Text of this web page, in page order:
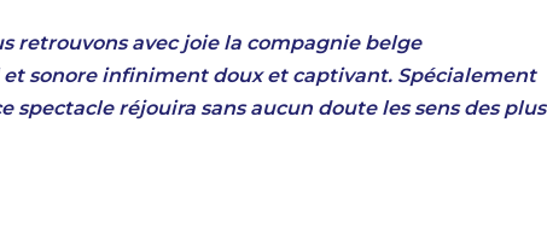
retrouvons avec joie la compagnie belge
sonore infiniment doux et captivant. Spécialement
spectacle réjouira sans aucun doute les sens des plus